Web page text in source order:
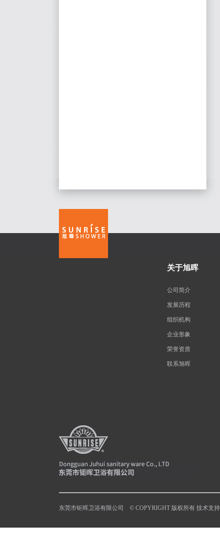
关于旭晖
公司简介
发展历程
组织机构
企业形象
荣誉资质
联系旭晖
东莞市钜晖卫浴有限公司 © COPYRIGHT 版权所有 技术支